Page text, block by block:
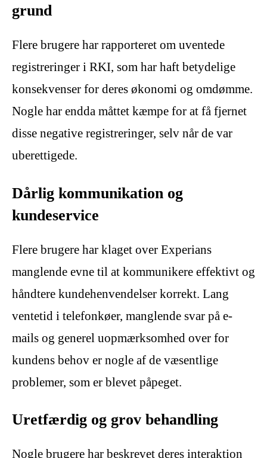
grund
Flere brugere har rapporteret om uventede
registreringer i RKI, som har haft betydelige
konsekvenser for deres økonomi og omdømme.
Nogle har endda måttet kæmpe for at få fjernet
disse negative registreringer, selv når de var
uberettigede.
Dårlig kommunikation og
kundeservice
Flere brugere har klaget over Experians
manglende evne til at kommunikere effektivt og
håndtere kundehenvendelser korrekt. Lang
ventetid i telefonkøer, manglende svar på e-
mails og generel uopmærksomhed over for
kundens behov er nogle af de væsentlige
problemer, som er blevet påpeget.
Uretfærdig og grov behandling
Nogle brugere har beskrevet deres interaktion